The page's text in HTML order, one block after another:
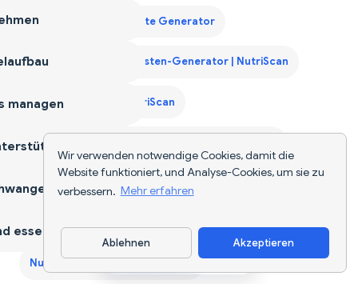
Wir verwenden notwendige Cookies, damit die
Website funktioniert, und Analyse-Cookies, um sie zu
verbessern. Mehr erfahren
Ablehnen Akzeptieren
Monatliche Einkaufsliste Generator
Monatlicher Einkaufslisten-Generator | NutriScan
Muskelaufbau mit NutriScan
Nahrungsergänzungsmittel-Analysator & Planer
NutriScan für Schwangerschaft
App herunterladen
managen
essen